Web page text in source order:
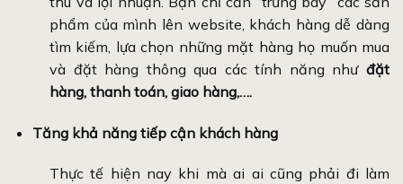
phẩm của mình lên website, khách hàng dễ dàng
tìm kiếm, lựa chọn những mặt hàng họ muốn mua
và đặt hàng thông qua các tính năng như đặt
hàng, thanh toán, giao hàng,….
Tăng khả năng tiếp cận khách hàng
Thực tế hiện nay khi mà ai ai cũng phải đi làm